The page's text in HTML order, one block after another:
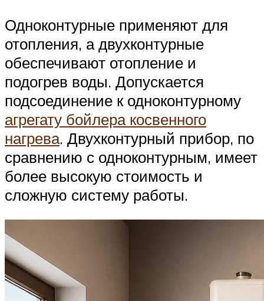
Одноконтурные применяют для
отопления, а двухконтурные
обеспечивают отопление и
подогрев воды. Допускается
подсоединение к одноконтурному
агрегату бойлера косвенного
нагрева. Двухконтурный прибор, по
сравнению с одноконтурным, имеет
более высокую стоимость и
сложную систему работы.